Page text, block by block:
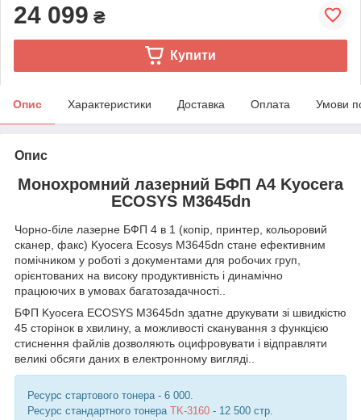
24 099 ₴
Купити
Опис Характеристики Доставка Оплата Умови
Опис
Монохромний лазерний БФП А4 Kyocera
ECOSYS M3645dn
Чорно-біле лазерне БФП 4 в 1 (копір, принтер, кольоровий
сканер, факс) Kyocera Ecosys M3645dn стане ефективним
помічником у роботі з документами для робочих груп,
орієнтованих на високу продуктивність і динамічно
працюючих в умовах багатозадачності..
БФП Kyocera ECOSYS M3645dn здатне друкувати зі швидкістю
45 сторінок в хвилину, а можливості сканування з функцією
стиснення файлів дозволяють оцифровувати і відправляти
великі обсяги даних в електронному вигляді..
Ресурс стартового тонера - 6 000.
Ресурс стандартного тонера TK-3160 - 12 500 стр.